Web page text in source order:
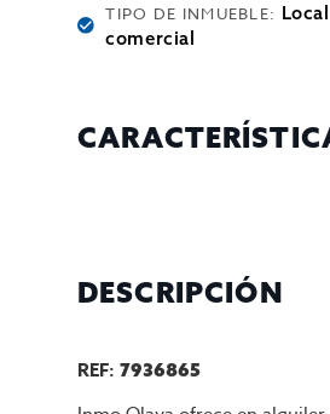
TIPO DE INMUEBLE: Local
comercial
DESCRIPCIÓN
REF: 7936865